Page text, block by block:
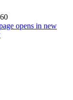
opens in new